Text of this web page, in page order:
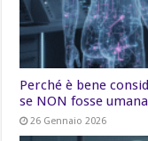
Perché è bene
se NON fosse umana
26 Gennaio 2026